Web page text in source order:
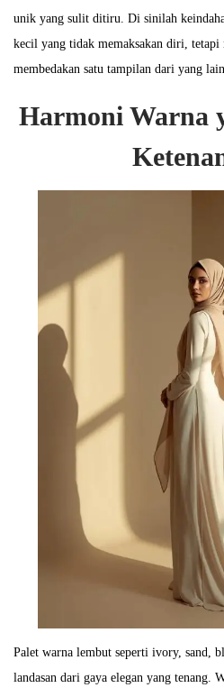
unik yang sulit ditiru. Di sinilah
kecil yang tidak memaksakan diri,
membedakan satu tampilan dari yang
Harmoni Warna
Palet warna lembut seperti ivory, sand,
landasan dari gaya elegan yang tenang.